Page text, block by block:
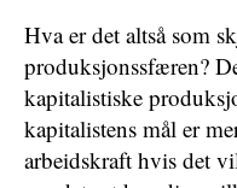
Hva er det altså som
produksjonssfæren?
kapitalistiske
kapitalistens mål er
arbeidskraft hvis det